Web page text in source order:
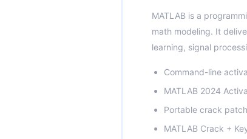
MATLAB is a
math modeling. It
learning, signal
Command-line
MATLAB 2024
Portable crack
MATLAB Crack +